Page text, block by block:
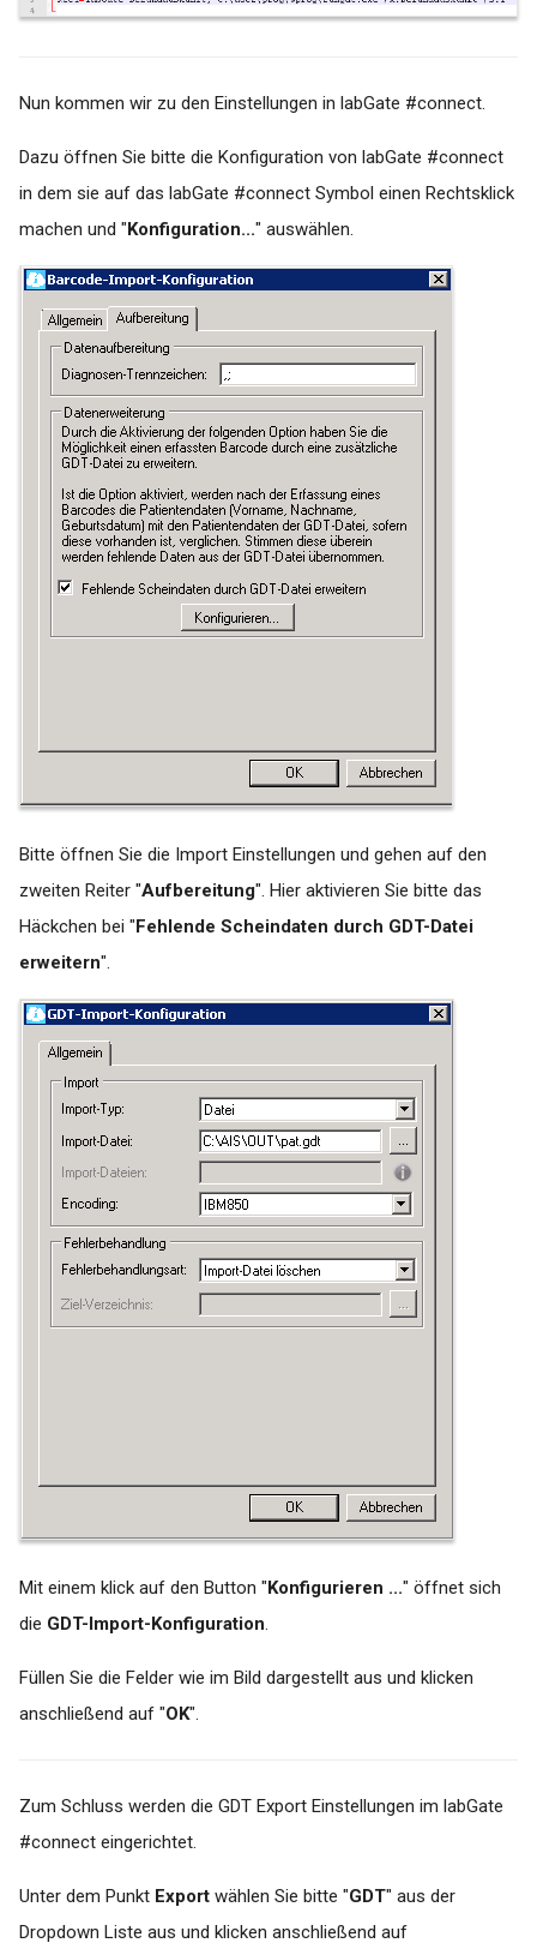
Nun kommen wir zu den Einstellungen in labGate #connect.
Dazu öffnen Sie bitte die Konfiguration von labGate #connect
in dem sie auf das labGate #connect Symbol einen Rechtsklick
machen und "Konfiguration..." auswählen.
Bitte öffnen Sie die Import Einstellungen und gehen auf den
zweiten Reiter "Aufbereitung". Hier aktivieren Sie bitte das
Häckchen bei "Fehlende Scheindaten durch GDT-Datei
erweitern".
Mit einem klick auf den Button "Konfigurieren ..." öffnet sich
die GDT-Import-Konfiguration.
Füllen Sie die Felder wie im Bild dargestellt aus und klicken
anschließend auf "OK".
Zum Schluss werden die GDT Export Einstellungen im labGate
#connect eingerichtet.
Unter dem Punkt Export wählen Sie bitte "GDT" aus der
Dropdown Liste aus und klicken anschließend auf